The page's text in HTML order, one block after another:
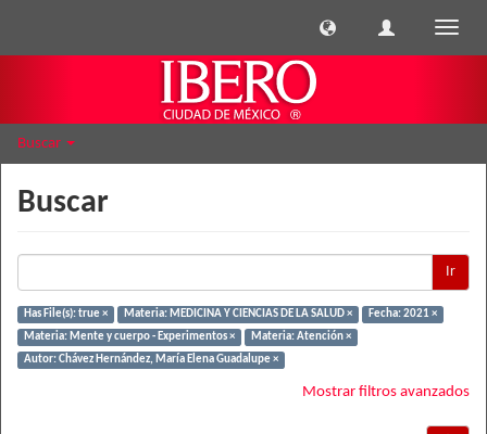
Buscar
Buscar
Ir
Has File(s): true × Materia: MEDICINA Y CIENCIAS DE LA SALUD ×
Fecha: 2021 ×
Materia: Mente y cuerpo - Experimentos ×
Materia: Atención ×
Autor: Chávez Hernández, María Elena Guadalupe ×
Mostrar filtros avanzados